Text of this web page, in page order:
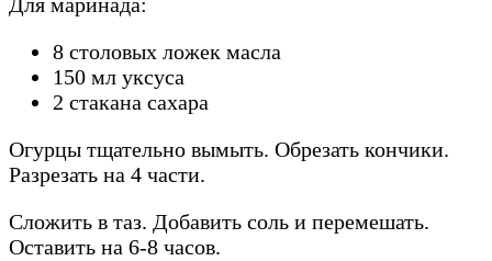
8 столовых ложек масла
150 мл уксуса
2 стакана сахара
Огурцы тщательно вымыть. Обрезать кончики.
Разрезать на 4 части.
Сложить в таз. Добавить соль и перемешать.
Оставить на 6-8 часов.